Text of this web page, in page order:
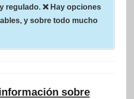
regulado. ❌ Hay opciones
y sobre todo mucho
sobre